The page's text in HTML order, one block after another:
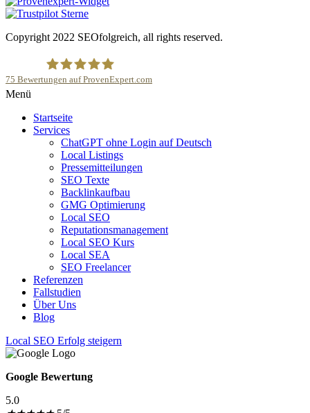
Copyright 2022 SEOfolgreich, all rights reserved.
75 Bewertungen auf ProvenExpert.com
Menü
Startseite
Services
ChatGPT ohne Login auf Deutsch
Local Listings
Pressemitteilungen
SEO Texte
Backlinkaufbau
GMG Optimierung
Local SEO
Reputationsmanagement
Local SEO Kurs
Local SEA
SEO Freelancer
Referenzen
Fallstudien
Über Uns
Blog
Local SEO Erfolg steigern
Google Bewertung
5.0